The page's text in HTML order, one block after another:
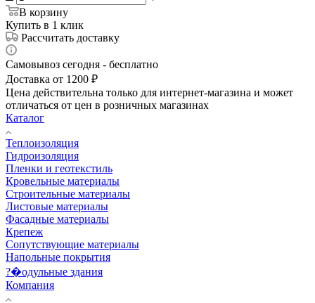
В корзину
Купить в 1 клик
Рассчитать доставку
Самовывоз сегодня - бесплатно
Доставка от 1200 ₽
Цена действительна только для интернет-магазина и может
отличаться от цен в розничных магазинах
Каталог
Теплоизоляция
Гидроизоляция
Пленки и геотекстиль
Кровельные материалы
Строительные материалы
Листовые материалы
Фасадные материалы
Крепеж
Сопутствующие материалы
Напольные покрытия
?�одульные здания
Компания